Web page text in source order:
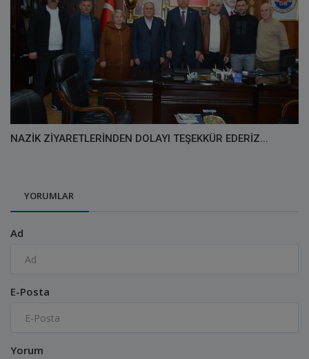
NAZİK ZİYARETLERİNDEN DOLAYI TEŞEKKÜR EDERİZ...
YORUMLAR
Ad
E-Posta
Yorum